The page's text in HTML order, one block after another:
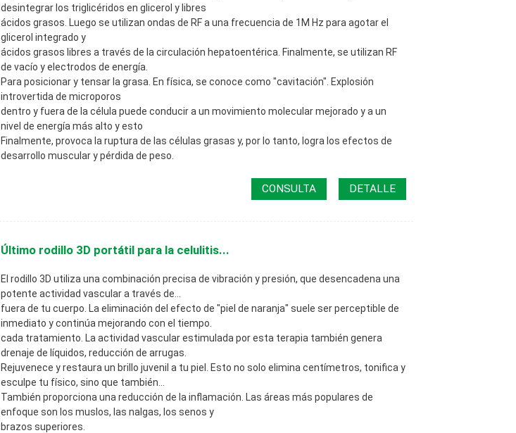
desintegrar los triglicéridos en glicerol y libres
ácidos grasos. Luego se utilizan ondas de RF a una frecuencia de 1M Hz para agotar el
glicerol integrado y
ácidos grasos libres a través de la circulación hepatoentérica. Finalmente, se utilizan RF
de vacío y electrodos de energía.
Para posicionar y tensar la grasa. En física, se conoce como "cavitación". Explosión
introvertida de microporos
dentro y fuera de la célula puede conducir a un movimiento molecular mejorado y a un
nivel de energía más alto y esto
Finalmente, provoca la ruptura de las células grasas y, por lo tanto, logra los efectos de
desarrollo muscular y pérdida de peso.
CONSULTA DETALLE
Último rodillo 3D portátil para la celulitis...
El rodillo 3D utiliza una combinación precisa de vibración y presión, que desencadena una
potente actividad vascular a través de...
fuera de tu cuerpo. La eliminación del efecto de "piel de naranja" suele ser perceptible de
inmediato y continúa mejorando con el tiempo.
cada tratamiento. La actividad vascular estimulada por esta terapia también genera
drenaje de líquidos, reducción de arrugas.
Rejuvenece y restaura un brillo juvenil a tu piel. Esto no solo elimina centímetros, tonifica y
esculpe tu físico, sino que también...
También proporciona una reducción de la inflamación. Las áreas más populares de
enfoque son los muslos, las nalgas, los senos y
brazos superiores.